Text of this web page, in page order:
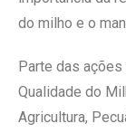
do milho e o
Parte das
Qualidade do
Agricultura,